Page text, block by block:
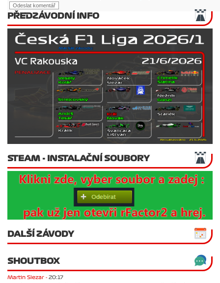
PŘEDZÁVODNÍ INFO
STEAM - INSTALAČNÍ SOUBORY
DALŠÍ ZÁVODY
SHOUTBOX
Martin Slezar - 20:17